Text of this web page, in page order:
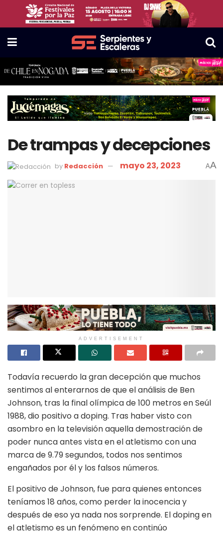
De trampas y decepciones
by Redacción mayo 23, 2023 AA
ADVERTISEMENT
Todavía recuerdo la gran decepción que muchos
sentimos al enterarnos de que el análisis de Ben
Johnson, tras la final olímpica de 100 metros en Seúl
1988, dio positivo a doping. Tras haber visto con
asombro en la televisión aquella demostración de
poder nunca antes vista en el atletismo con una
marca de 9.79 segundos, todos nos sentimos
engañados por él y los falsos números.
El positivo de Johnson, fue para quienes entonces
teníamos 18 años, como perder la inocencia y
después de eso ya nada nos sorprende. El doping en
el atletismo es un fenómeno en continúo